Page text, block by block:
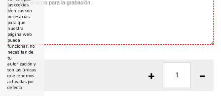
las cookies
técnicas son
necesarias
para que
nuestra
página web
pueda
funcionar, no
necesitan de
tu
autorización y
son las únicas
que tenemos
activadas por
defecto.